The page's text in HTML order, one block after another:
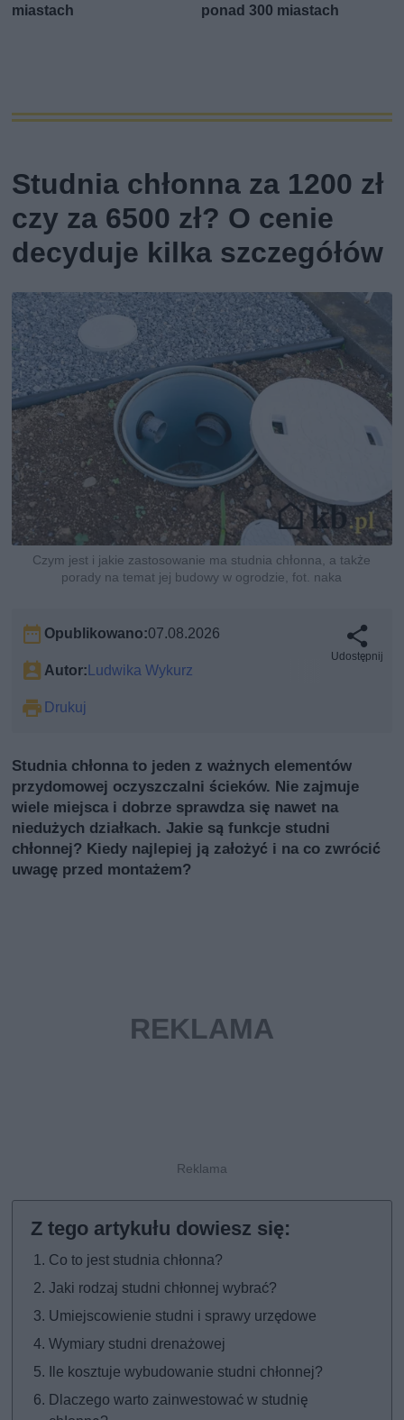
miastach
ponad 300 miastach
Studnia chłonna za 1200 zł
czy za 6500 zł? O cenie
decyduje kilka szczegółów
Czym jest i jakie zastosowanie ma studnia chłonna, a także
porady na temat jej budowy w ogrodzie, fot. naka
Opublikowano:07.08.2026
Autor:Ludwika Wykurz
Drukuj
Udostępnij
Studnia chłonna to jeden z ważnych elementów
przydomowej oczyszczalni ścieków. Nie zajmuje
wiele miejsca i dobrze sprawdza się nawet na
niedużych działkach. Jakie są funkcje studni
chłonnej? Kiedy najlepiej ją założyć i na co zwrócić
uwagę przed montażem?
Co to jest studnia chłonna?
Jaki rodzaj studni chłonnej wybrać?
Umiejscowienie studni i sprawy urzędowe
Wymiary studni drenażowej
Ile kosztuje wybudowanie studni chłonnej?
Dlaczego warto zainwestować w studnię